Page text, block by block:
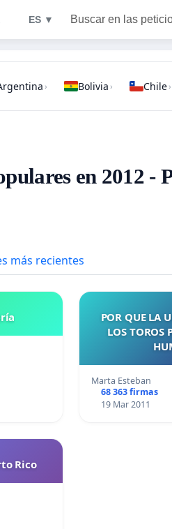
ES ▼ Buscar en las
› Bolivia › Chile›
en 2012 -
más recientes
POR QUE LA
LOS TOROS
Marta Esteban
68 363 firmas
19 Mar 2011
Rico